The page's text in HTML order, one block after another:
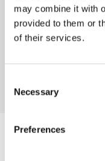
may combine it with
provided to them or
of their services.
Selection
Necessary
Preferences
Vielseitig
Kräftige,